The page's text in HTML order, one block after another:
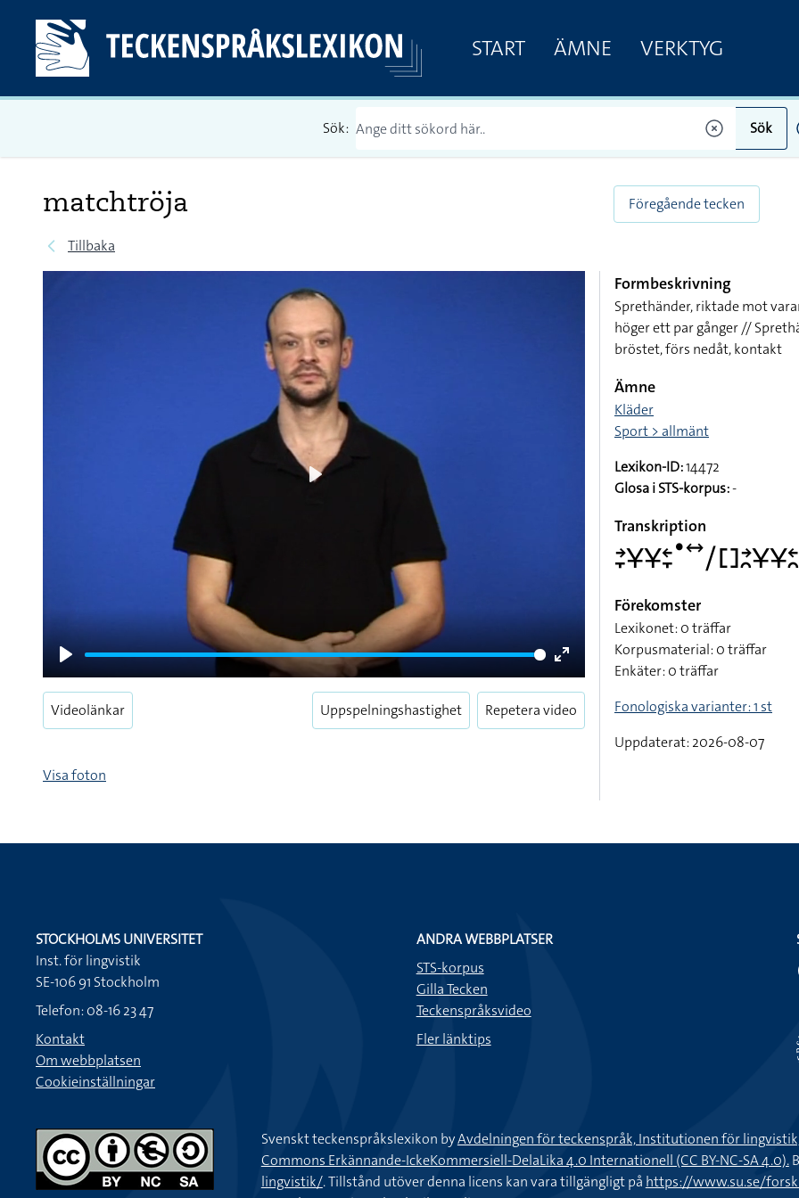
START ÄMNE VERKTYG
Sök: Sök
matchtröja
Tillbaka
Föregående tecken
Play
Enter
fullscreen
Videolänkar Uppspelningshastighet Repetera video
Visa foton
Formbeskrivning
Sprethänder, riktade mot
höger ett par gånger //
bröstet, förs nedåt, kontakt
Ämne
Kläder
Sport > allmänt
Lexikon-ID:14472
Glosa i STS-korpus:-
Transkription
Förekomster
Lexikonet: 0 träffar
Korpusmaterial: 0 träffar
Enkäter: 0 träffar
Fonologiska varianter: 1 st
Uppdaterat: 2026-08-07
STOCKHOLMS UNIVERSITET
Inst. för lingvistik
SE-106 91 Stockholm
Telefon: 08-16 23 47
Kontakt
Om webbplatsen
Cookieinställningar
ANDRA WEBBPLATSER
STS-korpus
Gilla Tecken
Teckenspråksvideo
Fler länktips
Svenskt teckenspråkslexikon byAvdelningen för teckenspråk, Institutionen för
Commons Erkännande-IckeKommersiell-DelaLika 4.0 Internationell (CC BY-NC-SA 4.0).
lingvistik/. Tillstånd utöver denna licens kan vara tillgängligt på https://www.su.se/